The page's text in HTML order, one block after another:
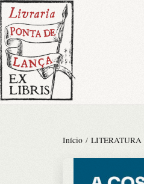
Início / LITERATURA